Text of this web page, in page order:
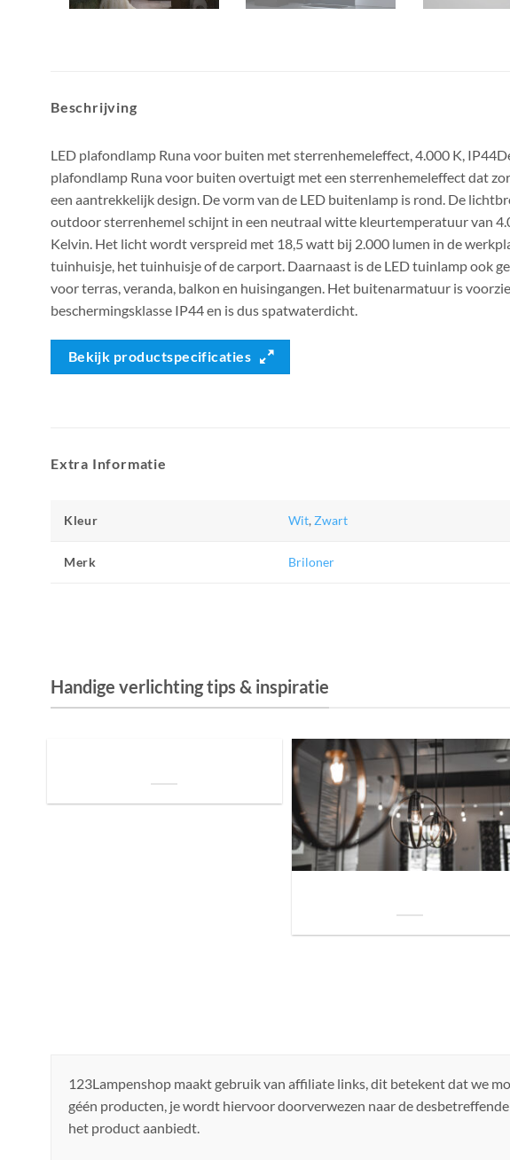
Beschrijving
LED plafondlamp Runa voor buiten met sterrenhemeleffect, 4.000 K,
plafondlamp Runa voor buiten overtuigt met een sterrenhemeleffect dat
een aantrekkelijk design. De vorm van de LED buitenlamp is rond. De
outdoor sterrenhemel schijnt in een neutraal witte kleurtemperatuur van
Kelvin. Het licht wordt verspreid met 18,5 watt bij 2.000 lumen in de
tuinhuisje, het tuinhuisje of de carport. Daarnaast is de LED tuinlamp ook
voor terras, veranda, balkon en huisingangen. Het buitenarmatuur is
beschermingsklasse IP44 en is dus spatwaterdicht.
Bekijk productspecificaties
Extra Informatie
Kleur Wit, Zwart
Merk Briloner
Handige verlichting tips & inspiratie
123Lampenshop maakt gebruik van affiliate links, dit betekent dat we
géén producten, je wordt hiervoor doorverwezen naar de
het product aanbiedt.